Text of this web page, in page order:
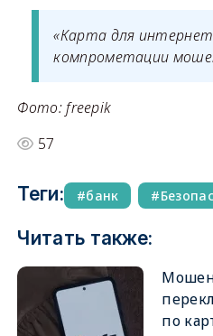
«Карта для
компрометации
Фото: freepik
57
Теги: банк
Читать также:
по